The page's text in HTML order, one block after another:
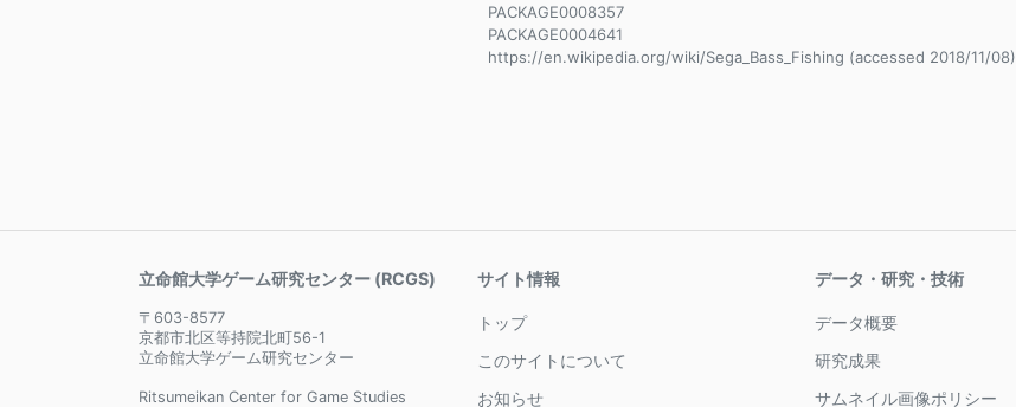
PACKAGE0008357
PACKAGE0004641
https://en.wikipedia.org/wiki/Sega_Bass_Fishing (accessed 2018/11/08)
立命館大学ゲーム研究センター (RCGS)
〒603-8577
京都市北区等持院北町56-1
立命館大学ゲーム研究センター
Ritsumeikan Center for Game Studies
サイト情報
トップ
このサイトについて
お知らせ
データ・研究・技術
データ概要
研究成果
サムネイル画像ポリシー